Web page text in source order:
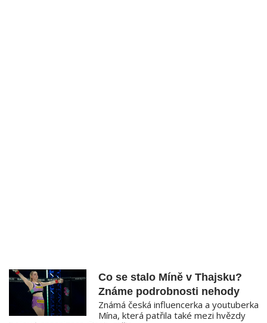
Co se stalo Míně v Thajsku?
Známe podrobnosti nehody
Známá česká influencerka a youtuberka
Mína, která patřila také mezi hvězdy